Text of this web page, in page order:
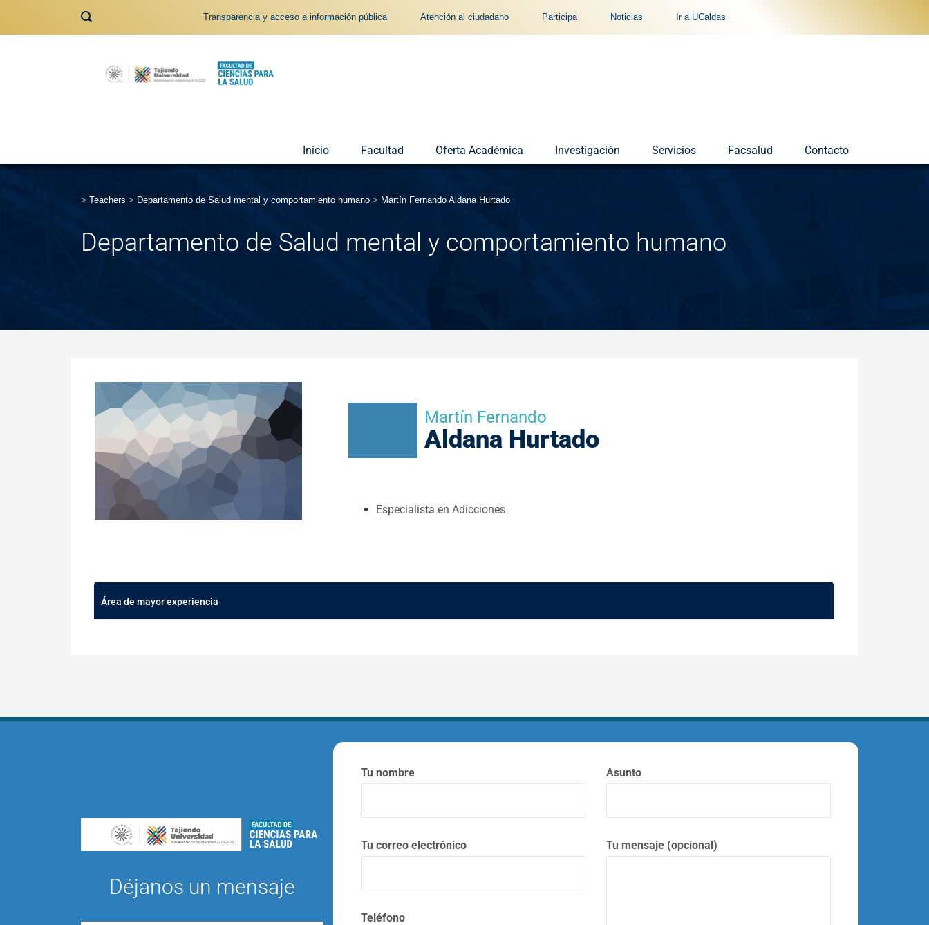
Transparencia y acceso a información pública Atención al ciudadano Participa Noticias Ir a UCaldas
Inicio Facultad Oferta Académica Investigación Servicios Facsalud Contacto
> Teachers > Departamento de Salud mental y comportamiento humano > Martín Fernando Aldana Hurtado
Departamento de Salud mental y comportamiento humano
Martín Fernando
Aldana Hurtado
Especialista en Adicciones
Área de mayor experiencia
Déjanos un mensaje
Tu nombre
Tu correo electrónico
Teléfono
Asunto
Tu mensaje (opcional)